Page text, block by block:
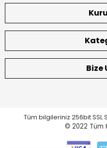
Bize
Tüm bilgileriniz 256bit SSL
© 2022 Tüm